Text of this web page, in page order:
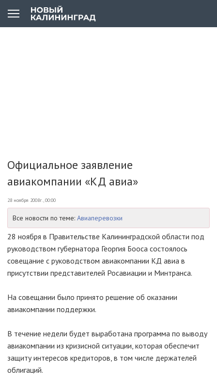
Официальное заявление
авиакомпании «КД авиа»
28 ноября 2008г., 00:00
Все новости по теме: Авиаперевозки
28 ноября в Правительстве Калининградской области под
руководством губернатора Георгия Бооса состоялось
совещание с руководством авиакомпании КД авиа в
присутствии представителей Росавиации и Минтранса.
На совещании было принято решение об оказании
авиакомпании поддержки.
В течение недели будет выработана программа по выводу
авиакомпании из кризисной ситуации, которая обеспечит
защиту интересов кредиторов, в том числе держателей
облигаций.